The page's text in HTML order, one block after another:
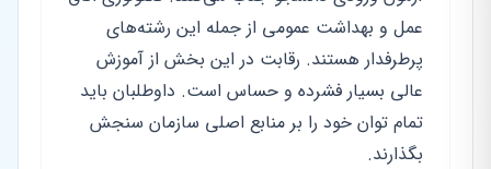
عمل و بهداشت عمومی از جمله این رشته‌های
پرطرفدار هستند. رقابت در این بخش از آموزش
عالی بسیار فشرده و حساس است. داوطلبان باید
تمام توان خود را بر منابع اصلی سازمان سنجش
بگذارند.